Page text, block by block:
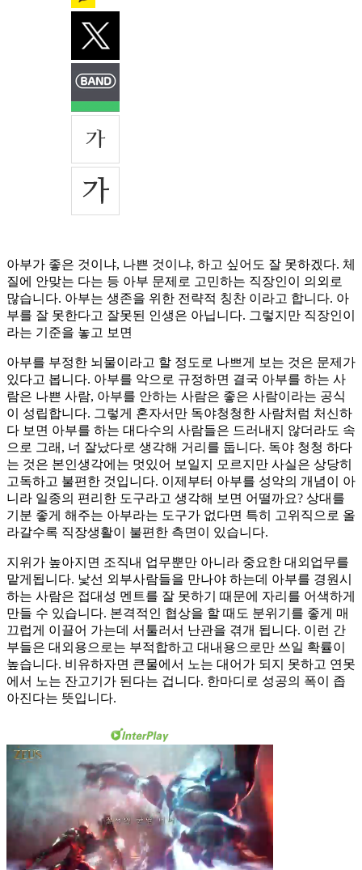
아부가 좋은 것이냐, 나쁜 것이냐, 하고 싶어도 잘 못하겠다. 체
질에 안맞는 다는 등 아부 문제로 고민하는 직장인이 의외로
많습니다. 아부는 생존을 위한 전략적 칭찬 이라고 합니다. 아
부를 잘 못한다고 잘못된 인생은 아닙니다. 그렇지만 직장인이
라는 기준을 놓고 보면
아부를 부정한 뇌물이라고 할 정도로 나쁘게 보는 것은 문제가
있다고 봅니다. 아부를 악으로 규정하면 결국 아부를 하는 사
람은 나쁜 사람, 아부를 안하는 사람은 좋은 사람이라는 공식
이 성립합니다. 그렇게 혼자서만 독야청청한 사람처럼 처신하
다 보면 아부를 하는 대다수의 사람들은 드러내지 않더라도 속
으로 그래, 너 잘났다로 생각해 거리를 둡니다. 독야 청청 하다
는 것은 본인생각에는 멋있어 보일지 모르지만 사실은 상당히
고독하고 불편한 것입니다. 이제부터 아부를 성악의 개념이 아
니라 일종의 편리한 도구라고 생각해 보면 어떨까요? 상대를
기분 좋게 해주는 아부라는 도구가 없다면 특히 고위직으로 올
라갈수록 직장생활이 불편한 측면이 있습니다.
지위가 높아지면 조직내 업무뿐만 아니라 중요한 대외업무를
맡게됩니다. 낯선 외부사람들을 만나야 하는데 아부를 경원시
하는 사람은 접대성 멘트를 잘 못하기 때문에 자리를 어색하게
만들 수 있습니다. 본격적인 협상을 할 때도 분위기를 좋게 매
끄럽게 이끌어 가는데 서툴러서 난관을 겪개 됩니다. 이런 간
부들은 대외용으로는 부적합하고 대내용으로만 쓰일 확률이
높습니다. 비유하자면 큰물에서 노는 대어가 되지 못하고 연못
에서 노는 잔고기가 된다는 겁니다. 한마디로 성공의 폭이 좁
아진다는 뜻입니다.